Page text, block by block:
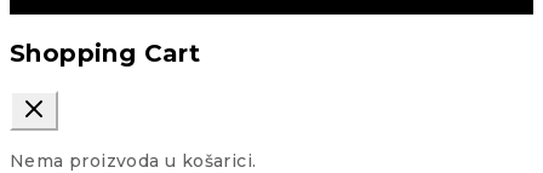
Shopping Cart
Nema proizvoda u košarici.